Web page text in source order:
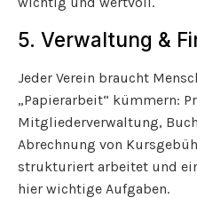
5. Verwaltung &
Jeder Verein braucht
„Papierarbeit“ kümmern:
Mitgliederverwaltung,
Abrechnung von
strukturiert arbeitet und
hier wichtige Aufgaben.